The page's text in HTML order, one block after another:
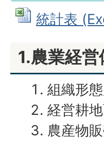
統計表
1.農業経営
組織形
経営耕
農産物